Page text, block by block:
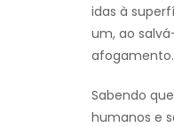
idas à
um, ao
afogamento.
Sabendo
humanos e